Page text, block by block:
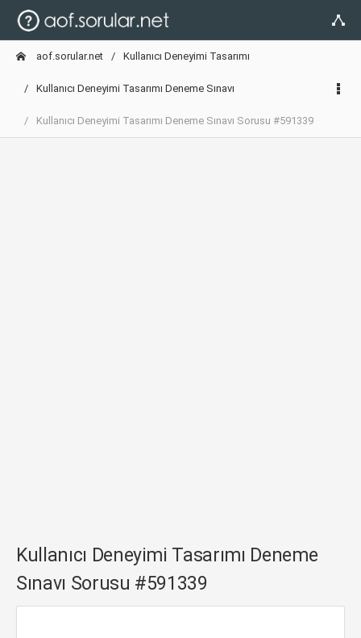
aof.sorular.net Kullanıcı Deneyimi Tasarımı
Kullanıcı Deneyimi Tasarımı Deneme Sınavı
Kullanıcı Deneyimi Tasarımı Deneme Sınavı Sorusu #591339
Kullanıcı Deneyimi Tasarımı Deneme
Sınavı Sorusu #591339